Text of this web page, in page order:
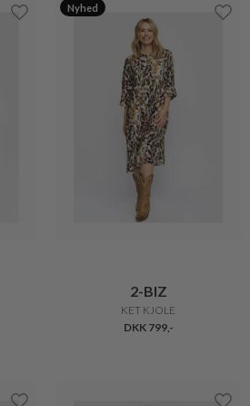
Nyhed
2-BIZ
KET KJOLE
DKK 799,-